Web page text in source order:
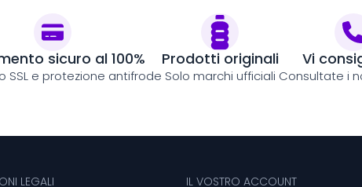
sicuro al 100%
SSL e protezione antifrode
Prodotti originali
Solo marchi ufficiali
Vi
Consultate i
LEGALI IL VOSTRO ACCOUNT